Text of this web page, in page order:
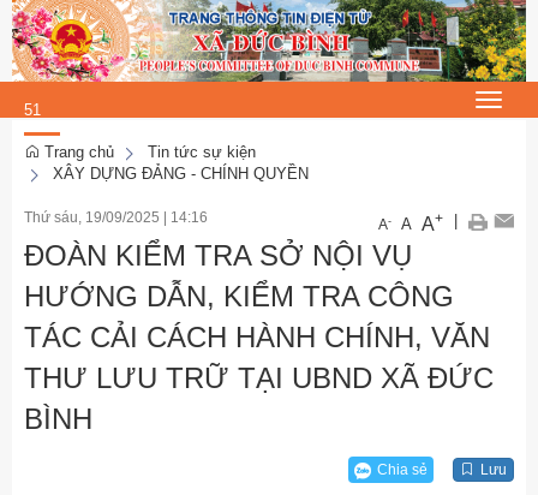
Thứ 5, 6/8/2026
23
:
51
:
49
Toggle
Trang chủ
Tin tức sự kiện
XÂY DỰNG ĐẢNG - CHÍNH QUYỀN
Thứ sáu, 19/09/2025 14:16 A- A A+
ĐOÀN KIỂM TRA SỞ NỘI VỤ
HƯỚNG DẪN, KIỂM TRA CÔNG
TÁC CẢI CÁCH HÀNH CHÍNH, VĂN
THƯ LƯU TRỮ TẠI UBND XÃ ĐỨC
BÌNH
Chia sẻ Lưu